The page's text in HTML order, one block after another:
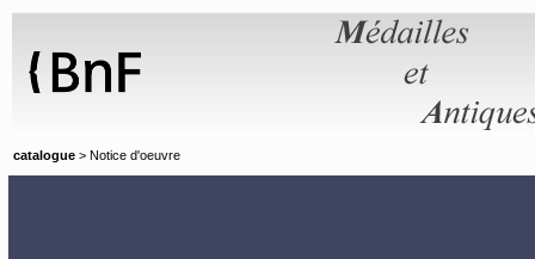
catalogue > Notice d'oeuvre